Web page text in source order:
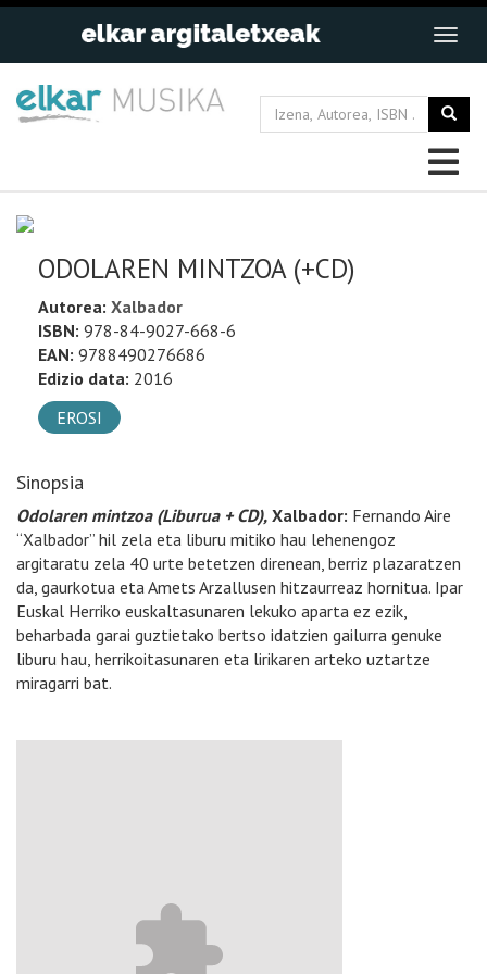
ODOLAREN MINTZOA (+CD)
Autorea: Xalbador
ISBN: 978-84-9027-668-6
EAN: 9788490276686
Edizio data: 2016
EROSI
Sinopsia
Odolaren mintzoa (Liburua + CD), Xalbador: Fernando Aire
“Xalbador” hil zela eta liburu mitiko hau lehenengoz
argitaratu zela 40 urte betetzen direnean, berriz plazaratzen
da, gaurkotua eta Amets Arzallusen hitzaurreaz hornitua. Ipar
Euskal Herriko euskaltasunaren lekuko aparta ez ezik,
beharbada garai guztietako bertso idatzien gailurra genuke
liburu hau, herrikoitasunaren eta lirikaren arteko uztartze
miragarri bat.